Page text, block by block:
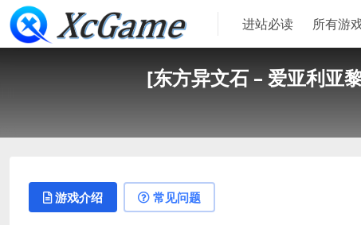
进站必读 所有游
[东方异文石 – 爱亚利
游戏介绍 常见问题